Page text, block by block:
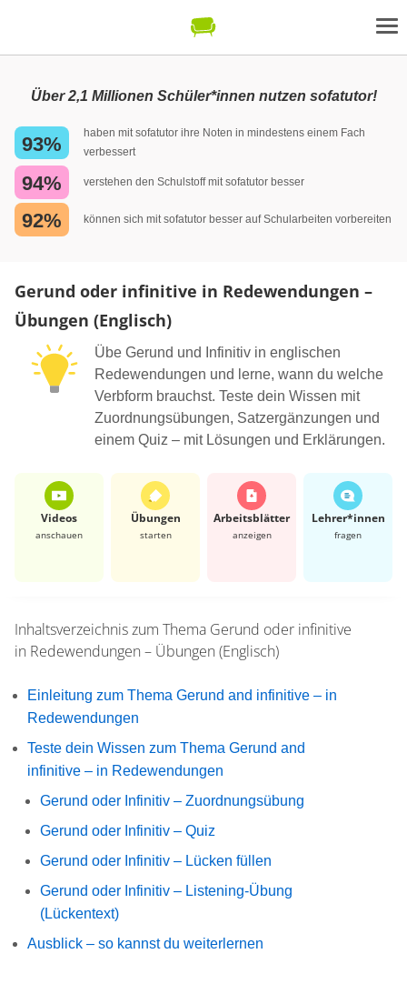
Über 2,1 Millionen Schüler*innen nutzen sofatutor!
93%
haben mit sofatutor ihre Noten in mindestens einem Fach
verbessert
94% verstehen den Schulstoff mit sofatutor besser
92% können sich mit sofatutor besser auf Schularbeiten vorbereiten
Gerund oder infinitive in Redewendungen –
Übungen (Englisch)
Übe Gerund und Infinitiv in englischen
Redewendungen und lerne, wann du welche
Verbform brauchst. Teste dein Wissen mit
Zuordnungsübungen, Satzergänzungen und
einem Quiz – mit Lösungen und Erklärungen.
Videos
anschauen
Übungen
starten
Arbeits­blätter
anzeigen
Lehrer*​innen
fragen
Inhaltsverzeichnis zum Thema Gerund oder infinitive
in Redewendungen – Übungen (Englisch)
Einleitung zum Thema Gerund and infinitive – in
Redewendungen
Teste dein Wissen zum Thema Gerund and
infinitive – in Redewendungen
Gerund oder Infinitiv – Zuordnungsübung
Gerund oder Infinitiv – Quiz
Gerund oder Infinitiv – Lücken füllen
Gerund oder Infinitiv – Listening-Übung
(Lückentext)
Ausblick – so kannst du weiterlernen